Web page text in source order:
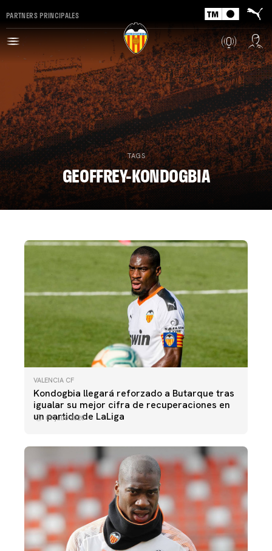
PARTNERS PRINCIPALES
TAGS
GEOFFREY-KONDOGBIA
VALENCIA CF
Kondogbia llegará reforzado a Butarque tras
igualar su mejor cifra de recuperaciones en
un partido de LaLiga
09 julio 2020